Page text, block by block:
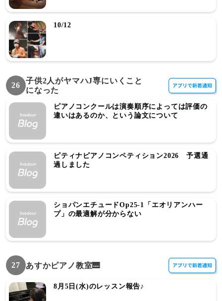
10/12
26
子供2人がヤマハJ専にいくこと
になった
ピアノコンクールは演奏順序によっては評価の
違いはあるのか、という論文について
ピティナピアノコンペティション2026 予選通
過しました
ショパンエチュードOp25-1「エオリアンハー
プ」の最適解が分からない
27 あすかピアノ教室🎹
8月5日(水)のレッスン報告♪